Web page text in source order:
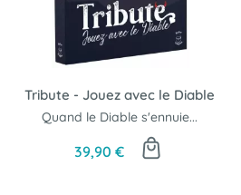
Tribute - Jouez avec le Diable
Quand le Diable s'ennuie...
39,90 €